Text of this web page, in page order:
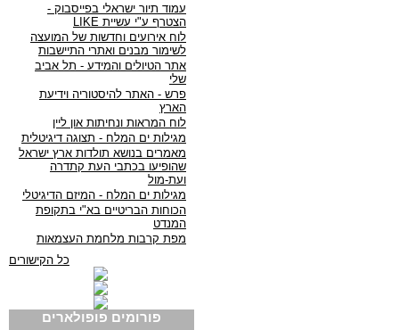
עמוד תיור ישראלי בפייסבוק -
הצטרף ע"י עשיית LIKE
לוח אירועים וחדשות של המועצה
לשימור מבנים ואתרי התיישבות
אתר הטיולים והמידע - תל אביב
שלי
פרש - האתר להיסטוריה וידיעת
הארץ
לוח המראות ונחיתות און ליין
מגילות ים המלח - תצוגה דיגיטלית
מאמרים בנושא תולדות ארץ ישראל
שהופיעו בכתבי העת קתדרה
ועת-מול
מגילות ים המלח - המיזם הדיגיטלי
הכוחות הבריטיים בא"י בתקופת
המנדט
מפת קרבות מלחמת העצמאות
כל הקישורים
פורומים פופולארים